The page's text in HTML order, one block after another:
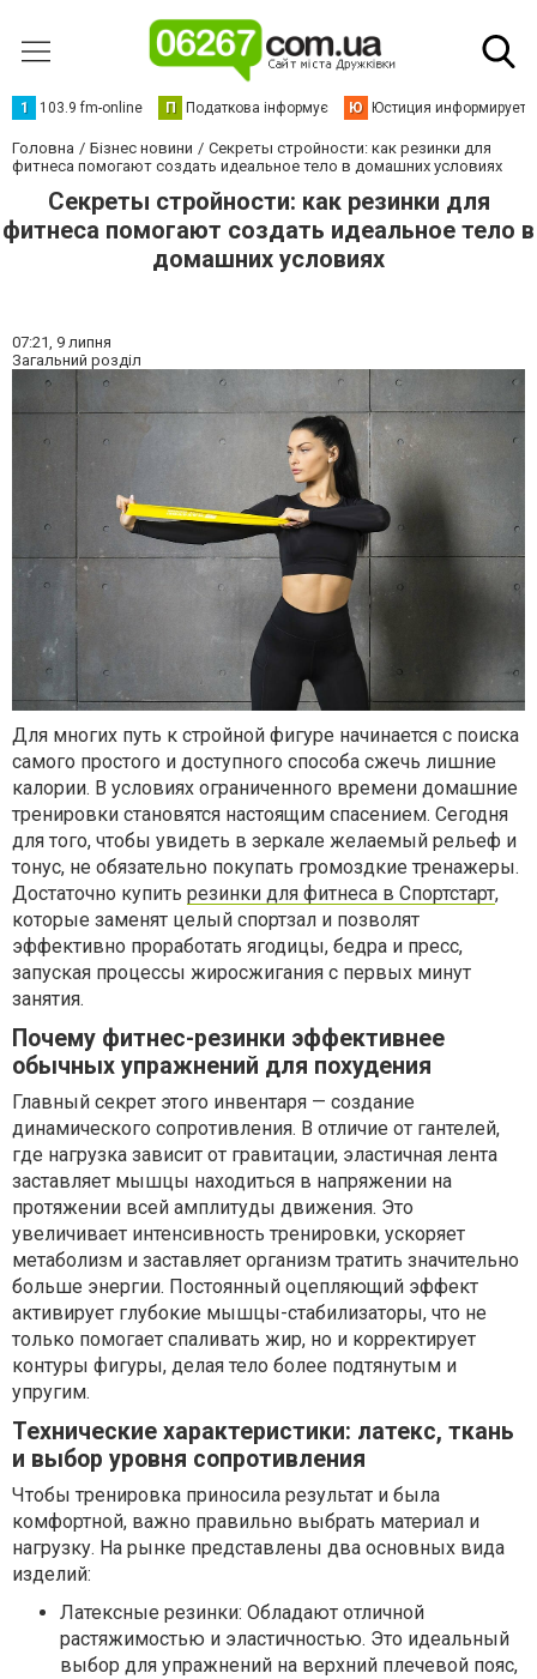
1 103.9 fm-online П Податкова інформує Ю Юстиция информирует
Головна Бізнес новини
Секреты стройности: как резинки для
фитнеса помогают создать идеальное тело в домашних условиях
Секреты стройности: как резинки для
фитнеса помогают создать идеальное тело в
домашних условиях
07:21, 9 липня
Загальний розділ
Для многих путь к стройной фигуре начинается с поиска
самого простого и доступного способа сжечь лишние
калории. В условиях ограниченного времени домашние
тренировки становятся настоящим спасением. Сегодня
для того, чтобы увидеть в зеркале желаемый рельеф и
тонус, не обязательно покупать громоздкие тренажеры.
Достаточно купить резинки для фитнеса в Спортстарт,
которые заменят целый спортзал и позволят
эффективно проработать ягодицы, бедра и пресс,
запуская процессы жиросжигания с первых минут
занятия.
Почему фитнес-резинки эффективнее
обычных упражнений для похудения
Главный секрет этого инвентаря — создание
динамического сопротивления. В отличие от гантелей,
где нагрузка зависит от гравитации, эластичная лента
заставляет мышцы находиться в напряжении на
протяжении всей амплитуды движения. Это
увеличивает интенсивность тренировки, ускоряет
метаболизм и заставляет организм тратить значительно
больше энергии. Постоянный оцепляющий эффект
активирует глубокие мышцы-стабилизаторы, что не
только помогает спаливать жир, но и корректирует
контуры фигуры, делая тело более подтянутым и
упругим.
Технические характеристики: латекс, ткань
и выбор уровня сопротивления
Чтобы тренировка приносила результат и была
комфортной, важно правильно выбрать материал и
нагрузку. На рынке представлены два основных вида
изделий:
Латексные резинки: Обладают отличной
растяжимостью и эластичностью. Это идеальный
выбор для упражнений на верхний плечевой пояс,